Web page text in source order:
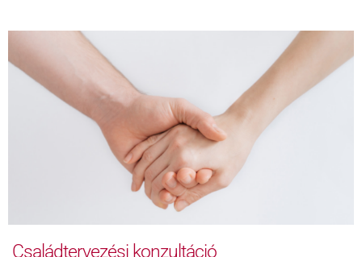
Családtervezési konzultáció